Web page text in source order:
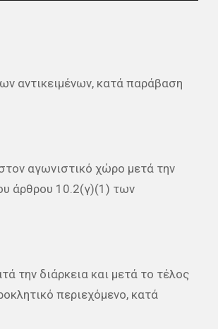
αντικειμένων, κατά παράβαση
αγωνιστικό χώρο μετά την
άρθρου 10.2(γ)(1) των
την διάρκεια και μετά το τέλος
περιεχόμενο, κατά